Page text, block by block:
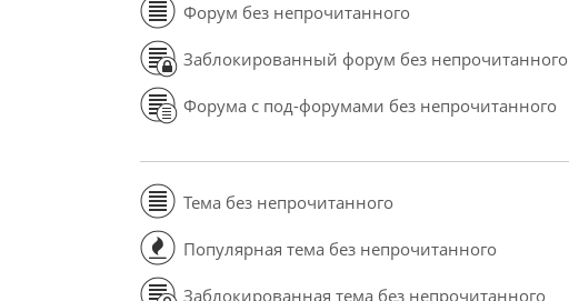
Форум без непрочитанного
Заблокированный форум без непрочитанного
Форума с под-форумами без непрочитанного
Тема без непрочитанного
Популярная тема без непрочитанного
Заблокированная тема без непрочитанного